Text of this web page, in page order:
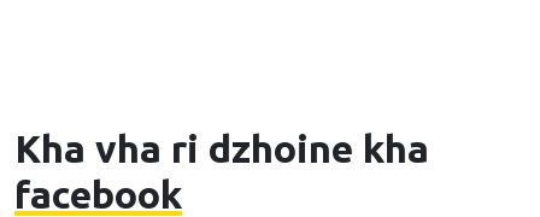
Kha vha ri dzhoine kha
facebook